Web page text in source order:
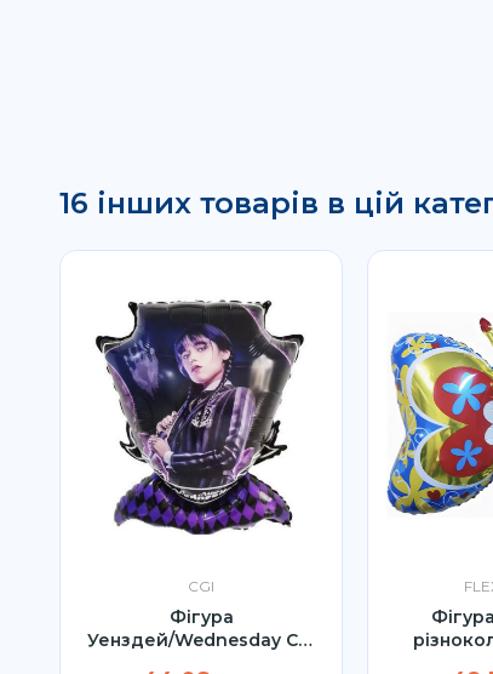
16 інших товарів в цій
CGI
Фігура
Уенздей/Wednesday CGI